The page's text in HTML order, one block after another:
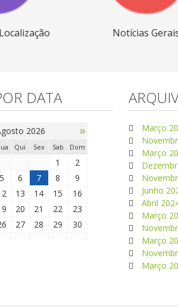
Notícias
DATA
2026 »
Qui Sex Sab Dom
1
2
5 6 7 8
9
13 14 15
16
20 21 22
23
27 28 29
30
Março
Março
Junho
Abril
Março
Março
Março